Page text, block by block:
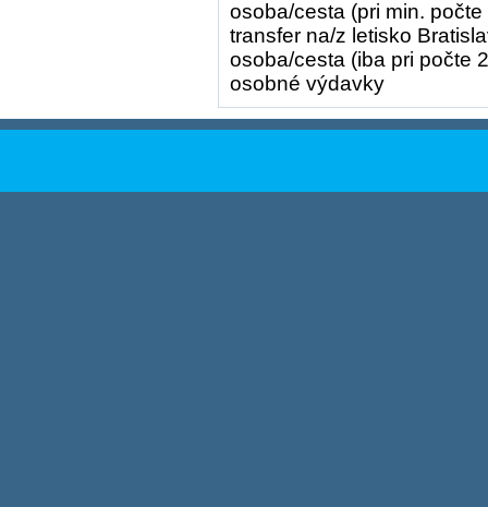
osoba/cesta (pri min.
transfer na/z letisko
osoba/cesta (iba pri počte
osobné výdavky